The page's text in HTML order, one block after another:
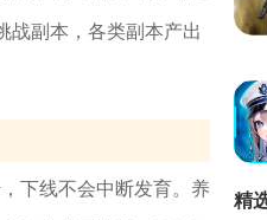
战副本，各类副本产出
下线不会中断发育。养
精